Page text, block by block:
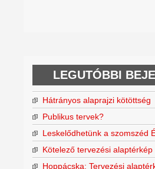
LEGUTÓBBI
Hátrányos alaprajzi kötöttség
Publikus tervek?
Leskelődhetünk a szomszéd
Kötelező tervezési alaptérkép
Hoppácska: Tervezési